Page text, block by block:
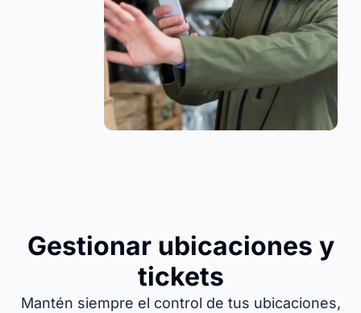
Gestionar ubicaciones y
tickets
Mantén siempre el control de tus ubicaciones,